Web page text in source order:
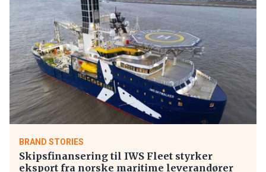
BRAND STORIES
Skipsfinansering til IWS Fleet styrker
eksport fra norske maritime leverandører